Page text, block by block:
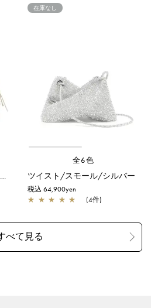
コンフェット/ラージ/シルバーゴールド
在庫なし
全6色
ツイスト/スモール/シルバー
税込 64,900yen
★ ★ ★ ★ ★ (4件)